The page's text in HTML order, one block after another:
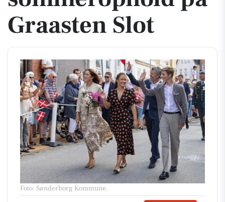
Graasten Slot
Foto: Sønderborg Kommune.